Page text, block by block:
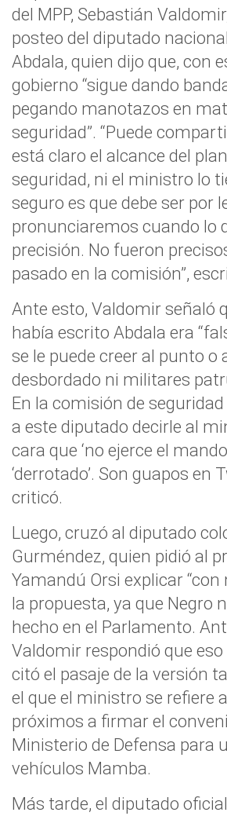
del MPP, Sebastián
posteo del diputado
Abdala, quien dijo que, con
gobierno “sigue dando
pegando manotazos en
seguridad”. “Puede
está claro el alcance del
seguridad, ni el ministro lo
seguro es que debe ser por
pronunciaremos cuando lo
precisión. No fueron
pasado en la comisión”,
Ante esto, Valdomir señaló
había escrito Abdala era
se le puede creer al punto o
desbordado ni militares
En la comisión de
a este diputado decirle al
cara que ‘no ejerce el
‘derrotado’. Son guapos en
criticó.
Luego, cruzó al diputado
Gurméndez, quien pidió al
Yamandú Orsi explicar “con
la propuesta, ya que Negro
hecho en el Parlamento.
Valdomir respondió que eso
citó el pasaje de la versión
el que el ministro se refiere
próximos a firmar el
Ministerio de Defensa para
vehículos Mamba.
Más tarde, el diputado